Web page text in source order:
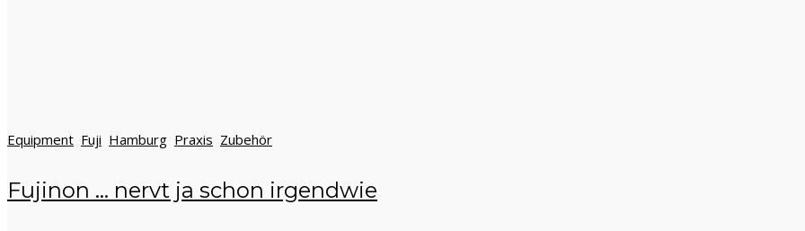
Equipment Fuji Hamburg Praxis Zubehör
Fujinon … nervt ja schon irgendwie